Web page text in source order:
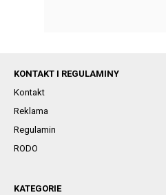
KONTAKT I REGULAMINY
Kontakt
Reklama
Regulamin
RODO
KATEGORIE